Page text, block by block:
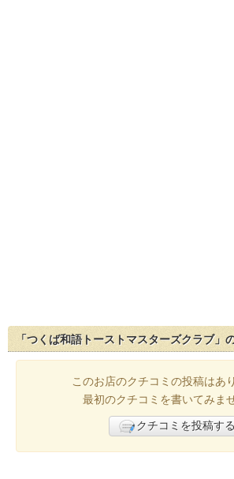
「つくば和語トーストマスターズクラブ」
このお店のクチコミの投稿はあ
最初のクチコミを書いてみま
クチコミを投稿する